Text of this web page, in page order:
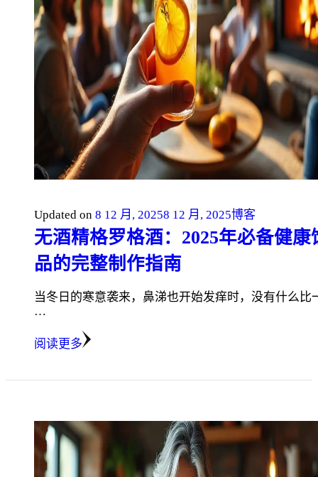
Updated on 8 12 月, 20258 12 月, 2025博客
无酒精格罗格酒：2025年必备健康
品的完整制作指南
当冬日的寒意袭来，鼻涕也开始发痒时，没有什么比
…
阅读更多